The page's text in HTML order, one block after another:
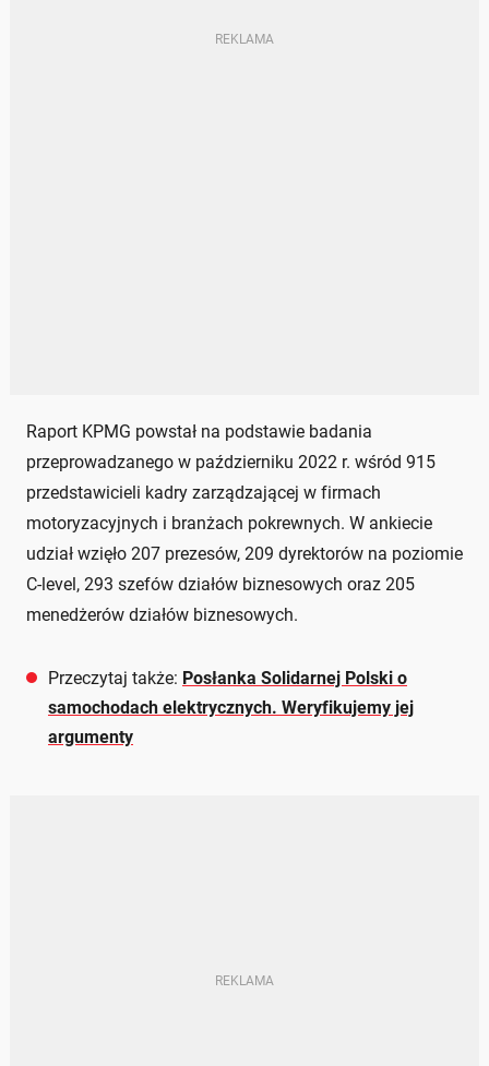
Raport KPMG powstał na podstawie badania
przeprowadzanego w październiku 2022 r. wśród 915
przedstawicieli kadry zarządzającej w firmach
motoryzacyjnych i branżach pokrewnych. W ankiecie
udział wzięło 207 prezesów, 209 dyrektorów na poziomie
C-level, 293 szefów działów biznesowych oraz 205
menedżerów działów biznesowych.
Przeczytaj także: Posłanka Solidarnej Polski o
samochodach elektrycznych. Weryfikujemy jej
argumenty